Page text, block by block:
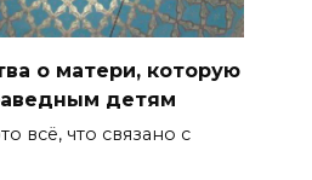
о матери, которую
детям
всё, что связано с